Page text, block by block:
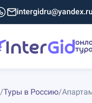
intergidru@yandex.ru
/Туры в Россию/